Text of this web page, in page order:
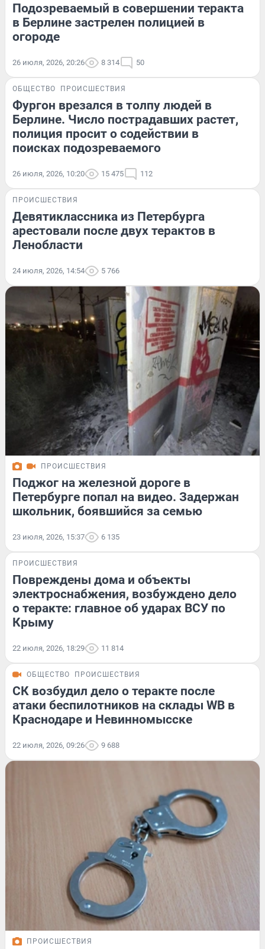
Подозреваемый в совершении теракта
в Берлине застрелен полицией в
огороде
26 июля, 2026, 20:26 8 314 50
ОБЩЕСТВО ПРОИСШЕСТВИЯ
Фургон врезался в толпу людей в
Берлине. Число пострадавших растет,
полиция просит о содействии в
поисках подозреваемого
26 июля, 2026, 10:20 15 475 112
ПРОИСШЕСТВИЯ
Девятиклассника из Петербурга
арестовали после двух терактов в
Ленобласти
24 июля, 2026, 14:54 5 766
ПРОИСШЕСТВИЯ
Поджог на железной дороге в
Петербурге попал на видео. Задержан
школьник, боявшийся за семью
23 июля, 2026, 15:37 6 135
ПРОИСШЕСТВИЯ
Повреждены дома и объекты
электроснабжения, возбуждено дело
о теракте: главное об ударах ВСУ по
Крыму
22 июля, 2026, 18:29 11 814
ОБЩЕСТВО ПРОИСШЕСТВИЯ
СК возбудил дело о теракте после
атаки беспилотников на склады WB в
Краснодаре и Невинномысске
22 июля, 2026, 09:26 9 688
ПРОИСШЕСТВИЯ